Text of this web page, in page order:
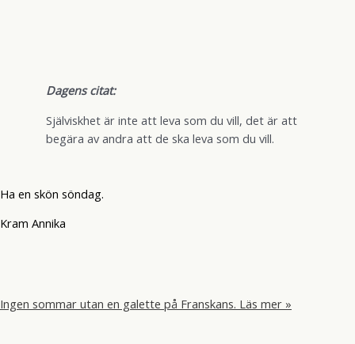
Dagens citat:
Själviskhet är inte att leva som du vill, det är att
begära av andra att de ska leva som du vill.
Ha en skön söndag.
Kram Annika
Ingen sommar utan en galette på Franskans. Läs mer »